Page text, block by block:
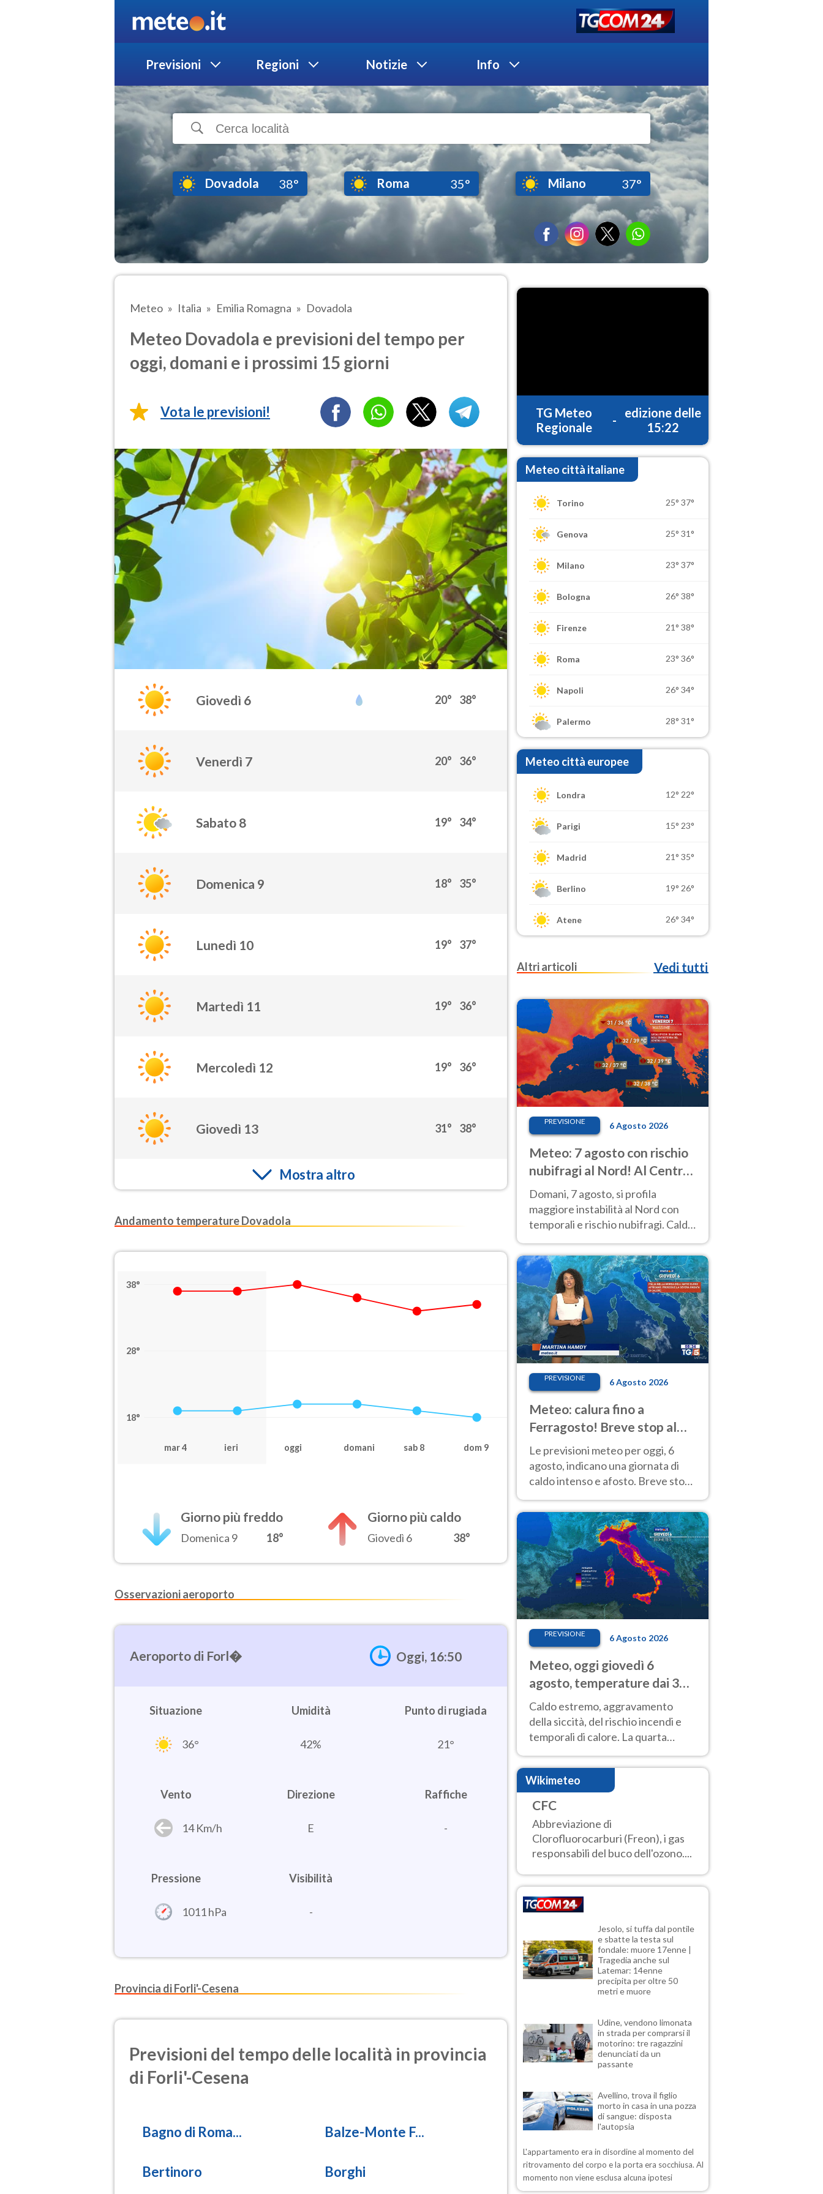
Previsioni Regioni Notizie Info
Dovadola 38° Roma 35° Milano 37°
Meteo Italia Emilia Romagna Dovadola
Meteo Dovadola e previsioni del tempo per
oggi, domani e i prossimi 15 giorni
Vota le previsioni!
Giovedì 6 20° 38°
Venerdì 7 20° 36°
Sabato 8 19° 34°
Domenica 9 18° 35°
Lunedì 10 19° 37°
Martedì 11 19° 36°
Mercoledì 12 19° 36°
Giovedì 13 31° 38°
Mostra altro
Andamento temperature Dovadola
38°
28°
18°
mar 4 ieri oggi domani sab 8 dom 9
Giorno più freddo
Domenica 9 18°
Giorno più caldo
Giovedì 6 38°
Osservazioni aeroporto
Forl� Oggi, 16:50
Situazione
36°
Umidità
42% 21°
Vento
14 Km/h
Direzione
E
Raffiche
-
Pressione
1011 hPa
Visibilità
-
Provincia di Forli'-Cesena
Previsioni del tempo delle località in provincia
di Forli'-Cesena
Bagno di Roma... Balze-Monte F...
Bertinoro Borghi
TG Meteo
Regionale
-
edizione delle
15:22
Meteo città italiane
Torino 25° 37°
Genova 25° 31°
Milano 23° 37°
Bologna 26° 38°
Firenze 21° 38°
Roma 23° 36°
Napoli 26° 34°
Palermo 28° 31°
Meteo città europee
Londra 12° 22°
Parigi 15° 23°
Madrid 21° 35°
Berlino 19° 26°
Atene 26° 34°
Altri articoli Vedi tutti
PREVISIONE 6 Agosto 2026
Meteo: 7 agosto con rischio
nubifragi al Nord! Al Centro-
Sud caldo estremo
Domani, 7 agosto, si profila
maggiore instabilità al Nord con
temporali e rischio nubifragi. Caldo
previsioni.
PREVISIONE 6 Agosto 2026
Meteo: calura fino a
Ferragosto! Breve stop al
Nord tra 7 e 9 agosto
Le previsioni meteo per oggi, 6
agosto, indicano una giornata di
caldo intenso e afosto. Breve stop
Nord.
PREVISIONE 6 Agosto 2026
Meteo, oggi giovedì 6
agosto, temperature dai 33
ai 40 gradi
Caldo estremo, aggravamento
della siccità, del rischio incendi e
temporali di calore. La quarta
intensa ondata di calore non dà
tregua e durerà fino Ferragosto
Wikimeteo
CFC
Abbreviazione di
Clorofluorocarburi (Freon), i gas
responsabili del buco dell'ozono....
Jesolo, si tuffa dal pontile
e sbatte la testa sul
fondale: muore 17enne |
Tragedia anche sul
Latemar: 14enne
precipita per oltre 50
metri e muore
Udine, vendono limonata
in strada per comprarsi il
motorino: tre ragazzini
denunciati da un
passante
Avellino, trova il figlio
morto in casa in una pozza
di sangue: disposta
l'autopsia
L'appartamento era in disordine al momento del
ritrovamento del corpo e la porta era socchiusa. Al
momento non viene esclusa alcuna ipotesi